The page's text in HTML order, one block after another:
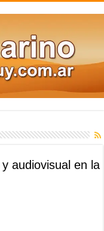
audiovisual en la